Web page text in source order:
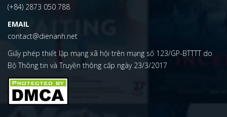
(+84) 2873 050 788
EMAIL
contact@dienanh.net
Giấy phép thiết lập mạng xã hội trên mạng số 123/GP-BTTTT do
Bộ Thông tin và Truyền thông cấp ngày 23/3/2017